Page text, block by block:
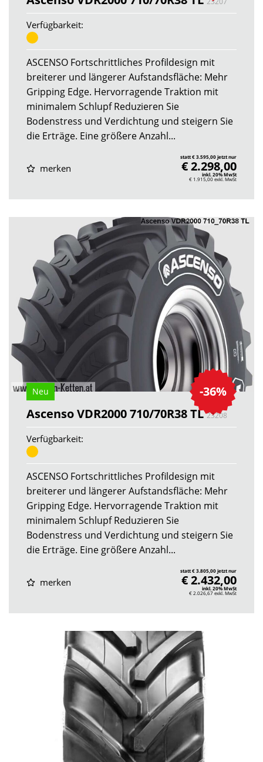
Verfügbarkeit:
ASCENSO Fortschrittliches Profildesign mit
breiterer und längerer Aufstandsfläche: Mehr
Gripping Edge. Hervorragende Traktion mit
minimalem Schlupf Reduzieren Sie
Bodenstress und Verdichtung und steigern Sie
die Erträge. Eine größere Anzahl...
merken
statt € 3.595,00 jetzt nur
€ 2.298,00
inkl. 20% MwSt
€ 1.915,00exkl. MwSt
-36%
Neu
Ascenso VDR2000 710/70R38 TL23208
Verfügbarkeit:
ASCENSO Fortschrittliches Profildesign mit
breiterer und längerer Aufstandsfläche: Mehr
Gripping Edge. Hervorragende Traktion mit
minimalem Schlupf Reduzieren Sie
Bodenstress und Verdichtung und steigern Sie
die Erträge. Eine größere Anzahl...
merken
statt € 3.805,00 jetzt nur
€ 2.432,00
inkl. 20% MwSt
€ 2.026,67exkl. MwSt